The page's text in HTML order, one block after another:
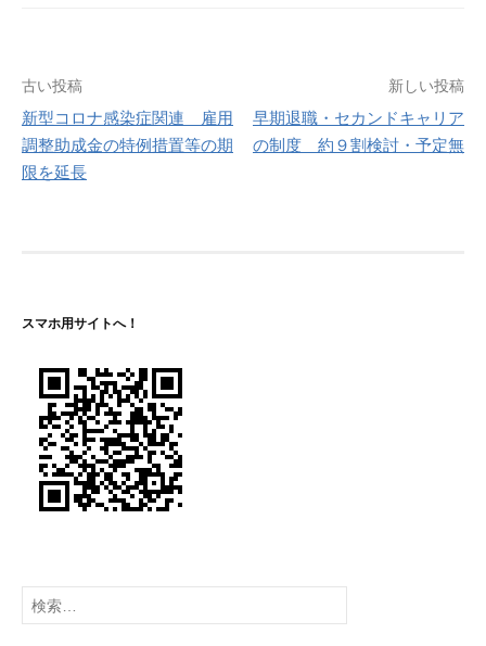
投
稿
ナ
シ
ョ
ン
古い投稿
新型コロナ感染症関連 雇用
調整助成金の特例措置等の期
限を延長
新しい投稿
早期退職・セカンドキャリア
の制度 約９割検討・予定無
スマホ用サイトへ！
検
索: